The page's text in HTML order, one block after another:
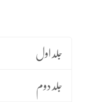
جلد اول
جلد دوم